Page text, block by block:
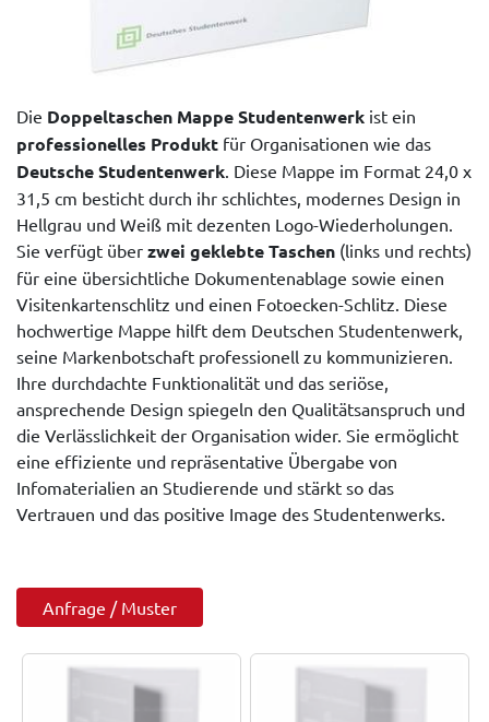
Die Doppeltaschen Mappe Studentenwerk ist ein
professionelles Produkt für Organisationen wie das
Deutsche Studentenwerk . Diese Mappe im Format 24,0 x
31,5 cm besticht durch ihr schlichtes, modernes Design in
Hellgrau und Weiß mit dezenten Logo-Wiederholungen.
Sie verfügt über zwei geklebte Taschen (links und rechts)
für eine übersichtliche Dokumentenablage sowie einen
Visitenkartenschlitz und einen Fotoecken-Schlitz. Diese
hochwertige Mappe hilft dem Deutschen Studentenwerk,
seine Markenbotschaft professionell zu kommunizieren.
Ihre durchdachte Funktionalität und das seriöse,
ansprechende Design spiegeln den Qualitätsanspruch und
die Verlässlichkeit der Organisation wider. Sie ermöglicht
eine effiziente und repräsentative Übergabe von
Infomaterialien an Studierende und stärkt so das
Vertrauen und das positive Image des Studentenwerks.
Anfrage / Muster